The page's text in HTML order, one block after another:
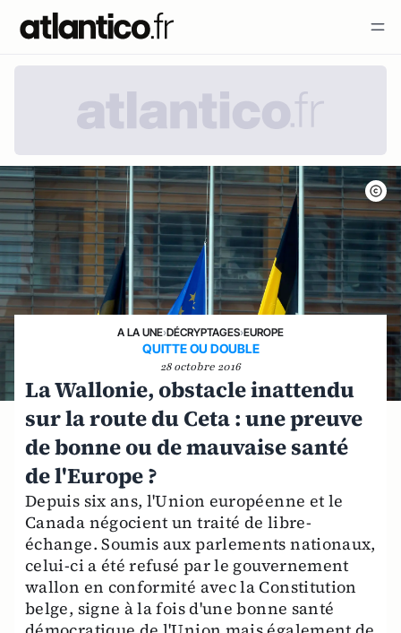
A LA UNE›DÉCRYPTAGES›EUROPE
QUITTE OU DOUBLE
28 octobre 2016
La Wallonie, obstacle inattendu
sur la route du Ceta : une preuve
de bonne ou de mauvaise santé
de l'Europe ?
Depuis six ans, l'Union européenne et le
Canada négocient un traité de libre-
échange. Soumis aux parlements nationaux,
celui-ci a été refusé par le gouvernement
wallon en conformité avec la Constitution
belge, signe à la fois d'une bonne santé